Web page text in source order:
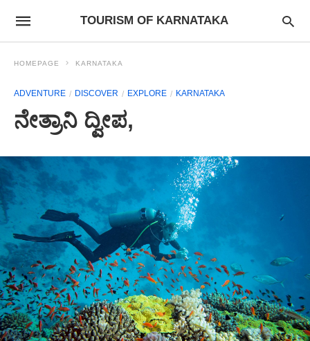
TOURISM OF KARNATAKA
HOMEPAGE KARNATAKA
ADVENTURE DISCOVER EXPLORE KARNATAKA
ನೇತ್ರಾನಿ ದ್ವೀಪ,